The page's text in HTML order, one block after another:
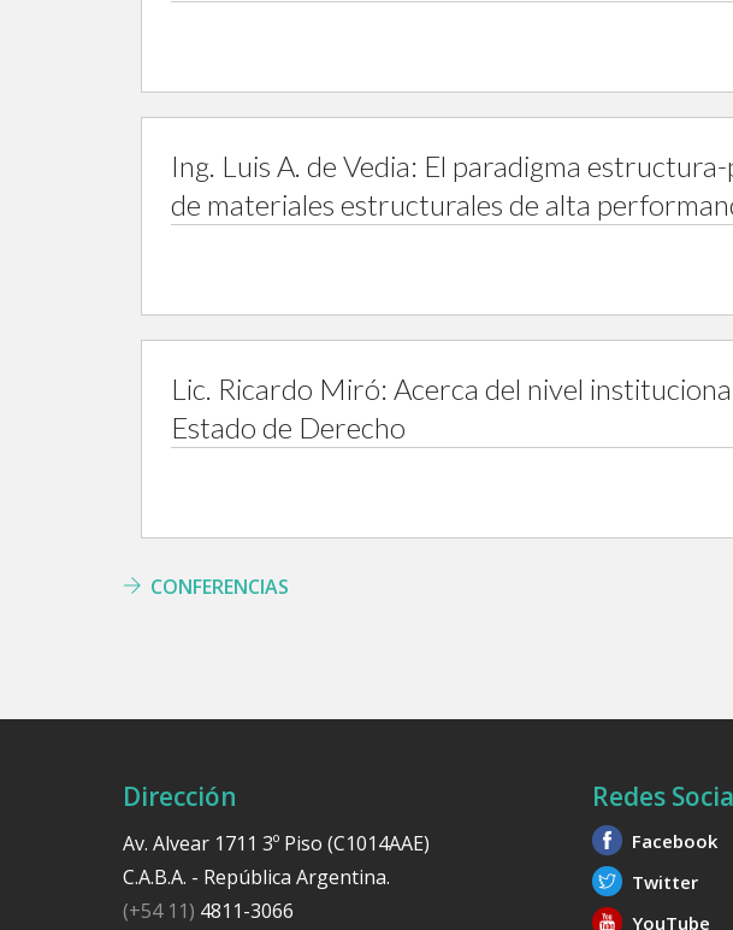
Ing. Luis A. de Vedia: El paradigma
de materiales estructurales de alta
Lic. Ricardo Miró: Acerca del nivel
Estado de Derecho
CONFERENCIAS
Dirección
Av. Alvear 1711 3º Piso (C1014AAE)
C.A.B.A. - República Argentina.
(+54 11) 4811-3066
Redes
Facebook
Twitter
YouTube